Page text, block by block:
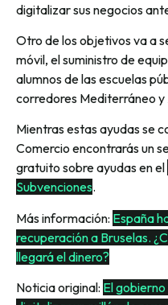
digitalizar sus negocios
Otro de los objetivos va a
móvil, el suministro de
alumnos de las escuelas
corredores Mediterráneo
Mientras estas ayudas se
Comercio encontrarás un
gratuito sobre ayudas en el
Subvenciones.
Más información: España
recuperación a Bruselas.
llegará el dinero?
Noticia original: El